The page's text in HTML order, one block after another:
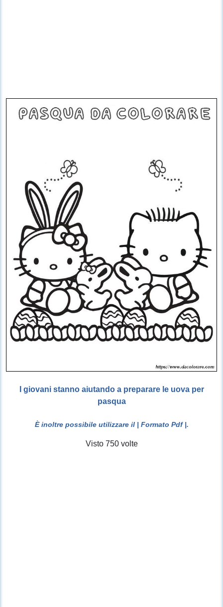
I giovani stanno aiutando a preparare le uova per
pasqua
È inoltre possibile utilizzare il | Formato Pdf |.
Visto 750 volte